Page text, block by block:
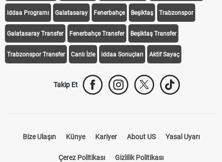
iddaa Programı Galatasaray Fenerbahçe Beşiktaş Trabzonspor
Galatasaray Transfer Fenerbahçe Transfer Beşiktaş Transfer
Trabzonspor Transfer Canlı İzle iddaa Sonuçları Aktif Sayaç
Takip Et
Bize Ulaşın Künye Kariyer About US Yasal Uyarı
Çerez Politikası Gizlilik Politikası